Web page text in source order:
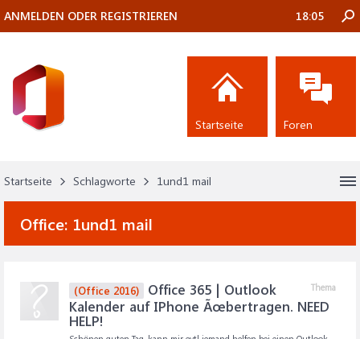
Startseite Schlagworte 1und1 mail
Office: 1und1 mail
Thema
(Office 2016)
Office 365 | Outlook
Kalender auf IPhone Ãœbertragen. NEED
HELP!
ANMELDEN ODER REGISTRIEREN 18:05
Startseite Foren